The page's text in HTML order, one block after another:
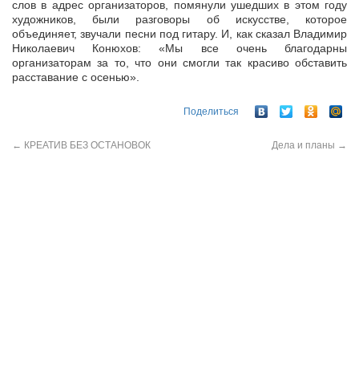
слов в адрес организаторов, помянули ушедших в этом году
художников, были разговоры об искусстве, которое
объединяет, звучали песни под гитару. И, как сказал Владимир
Николаевич Конюхов: «Мы все очень благодарны
организаторам за то, что они смогли так красиво обставить
расставание с осенью».
Поделиться
← КРЕАТИВ БЕЗ ОСТАНОВОК Дела и планы →